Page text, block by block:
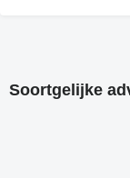
Soortgelijke